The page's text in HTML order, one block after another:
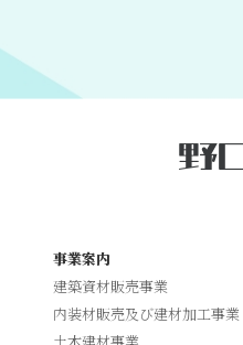
事業案内
建築資材販売事業
内装材販売及び建材加工事業